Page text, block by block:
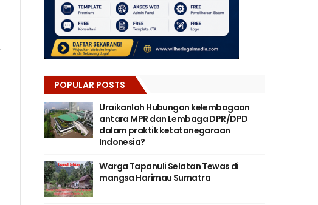
POPULAR POSTS
Uraikanlah Hubungan kelembagaan
antara MPR dan Lembaga DPR/DPD
dalam praktik ketatanegaraan
Indonesia?
Warga Tapanuli Selatan Tewas di
mangsa Harimau Sumatra